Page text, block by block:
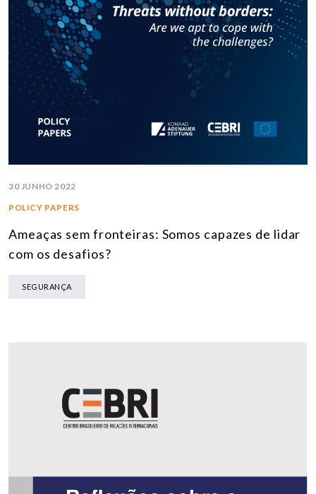
30 JUNHO 2022
POLICY PAPERS
Ameaças sem fronteiras: Somos capazes de lidar
com os desafios?
SEGURANÇA